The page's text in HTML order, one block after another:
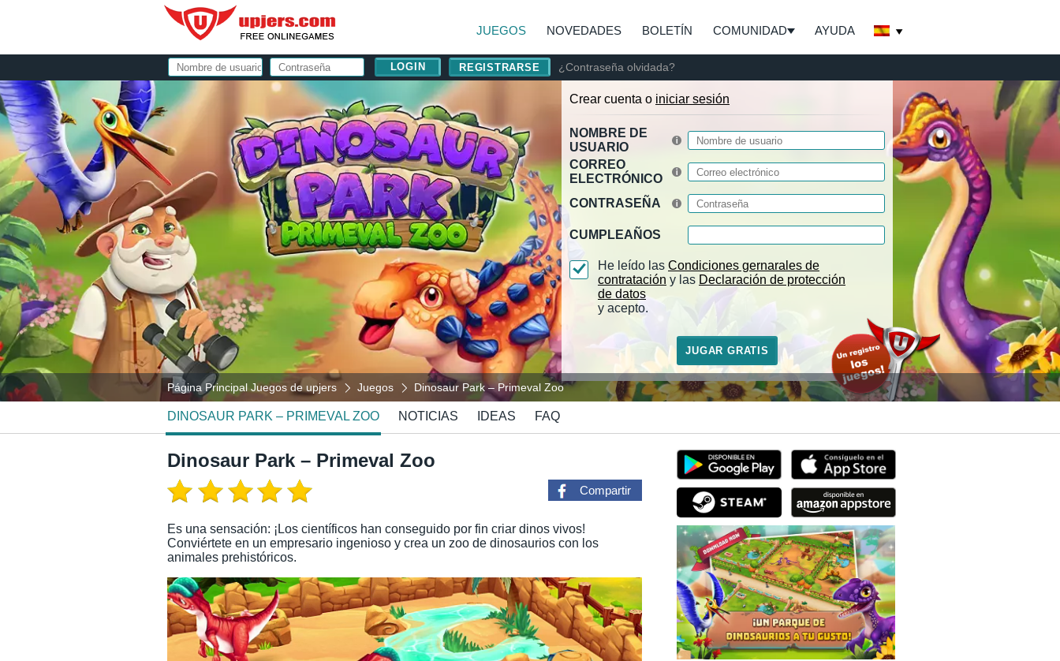
JUEGOS NOVEDADES BOLETÍN COMUNIDAD AYUDA
REGISTRARSE ¿Contraseña olvidada?
Crear cuenta o iniciar sesión
NOMBRE DE
USUARIO
CORREO
ELECTRÓNICO
CONTRASEÑA
CUMPLEAÑOS
He leído las Condiciones gernarales de
contratación y las Declaración de protección
de datos
y acepto.
Página Principal Juegos de upjers Juegos Dinosaur Park – Primeval Zoo
DINOSAUR PARK – PRIMEVAL ZOO NOTICIAS IDEAS FAQ
Dinosaur Park – Primeval Zoo
Compartir
Es una sensación: ¡Los científicos han conseguido por fin criar dinos vivos!
Conviértete en un empresario ingenioso y crea un zoo de dinosaurios con los
animales prehistóricos.